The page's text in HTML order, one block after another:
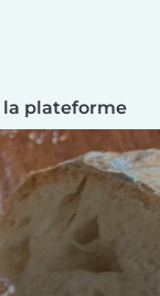
la plateforme